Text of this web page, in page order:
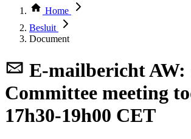
Thema COVID-19
Bekijk per bestuursorgaan
Home
Besluit
Document
E-mailberichtAW:
Committee meeting
17h30-19h00 CET